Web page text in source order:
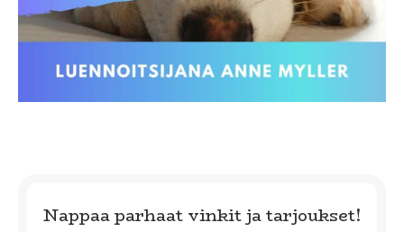
Nappaa parhaat vinkit ja tarjoukset!